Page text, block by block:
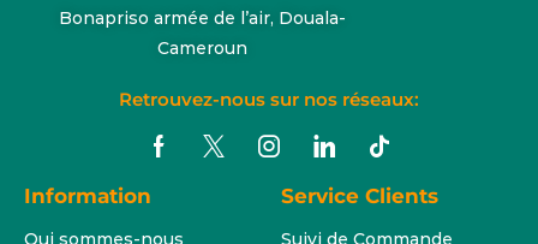
Bonapriso armée de l’air, Douala-
Cameroun
Retrouvez-nous sur nos réseaux:
Information
Qui sommes-nous
Service Clients
Suivi de Commande